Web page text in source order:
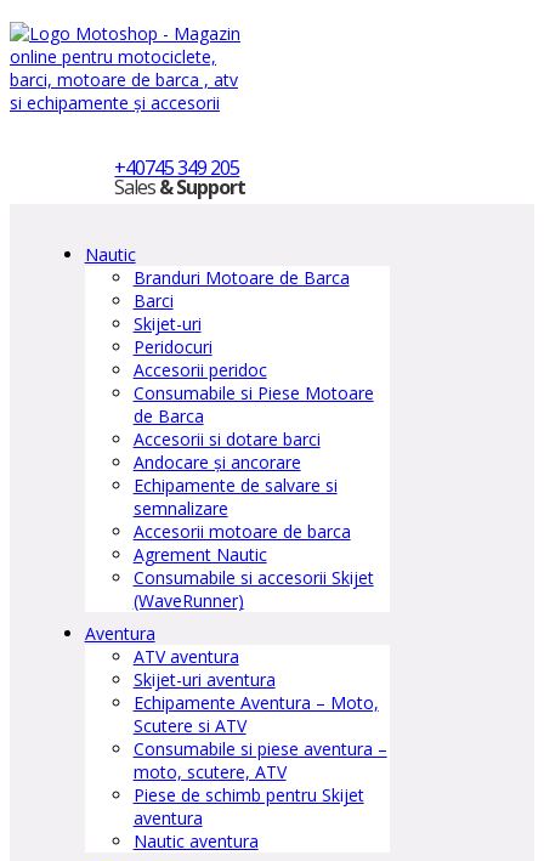
+40745 349 205
Sales& Support
Nautic
Branduri Motoare de Barca
Barci
Skijet-uri
Peridocuri
Accesorii peridoc
Consumabile si Piese Motoare
de Barca
Accesorii si dotare barci
Andocare și ancorare
Echipamente de salvare si
semnalizare
Accesorii motoare de barca
Agrement Nautic
Consumabile si accesorii Skijet
(WaveRunner)
Aventura
ATV aventura
Skijet-uri aventura
Echipamente Aventura – Moto,
Scutere si ATV
Consumabile si piese aventura –
moto, scutere, ATV
Piese de schimb pentru Skijet
aventura
Nautic aventura